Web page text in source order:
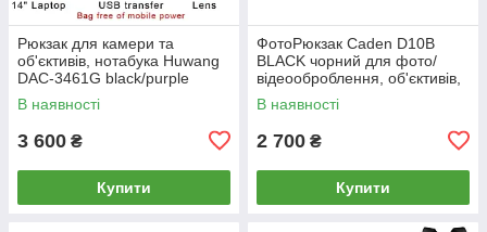
Рюкзак для камери та
об'єктивів, нотабука Huwang
DAC-3461G black/purple
(чорний)
В наявності
3 600 ₴
Купити
ФотоРюкзак Caden D10B
BLACK чорний для фото/
відеооброблення, об'єктивів,
камер
В наявності
2 700 ₴
Купити